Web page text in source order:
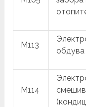
M113
обдува
M114